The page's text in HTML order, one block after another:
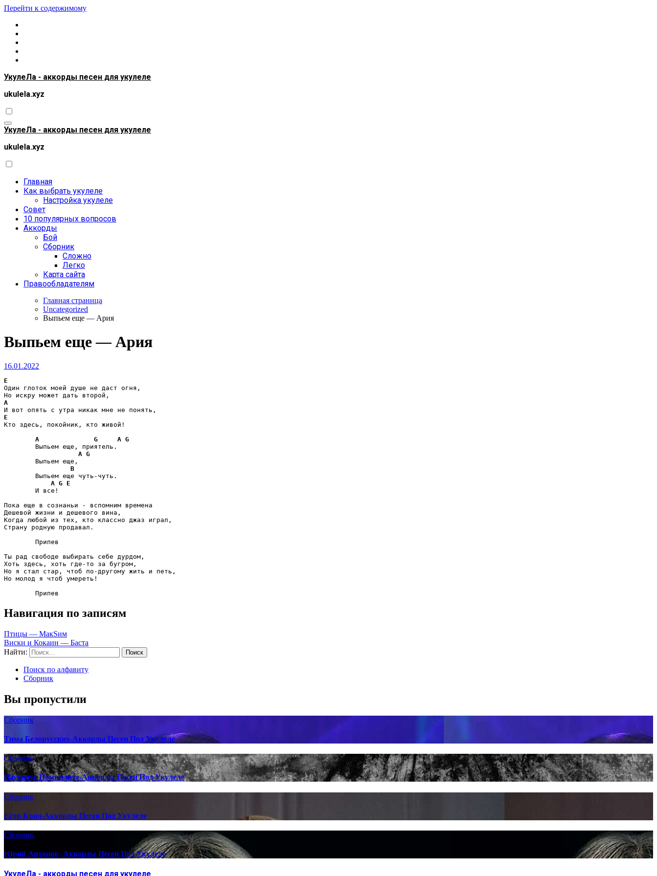
Перейти к содержимому
УкулеЛа - аккорды песен для укулеле
ukulela.xyz
УкулеЛа - аккорды песен для укулеле
ukulela.xyz
Главная
Как выбрать укулеле
Настройка укулеле
Совет
10 популярных вопросов
Аккорды
Бой
Сборник
Сложно
Легко
Карта сайта
Правообладателям
Главная страница
Uncategorized
Выпьем еще — Ария
Выпьем еще — Ария
16.01.2022
E
Один глоток моей душе не даст огня,
A
E
Кто здесь, покойник, кто живой!
A
G A G
A G
B
A G E
Пока еще в сознаньи - вспомним времена
Дешевой жизни и дешевого вина,
Когда любой из тех, кто классно джаз играл,
Страну родную продавал.
Ты рад свободе выбирать себе дурдом,
Хоть здесь, хоть где-то за бугром,
Но я стал стар, чтоб по-другому жить и петь,
Но молод я чтоб умереть!
	Припев
Навигация по записям
Птицы — МакSим
Виски и Кокаин — Баста
Найти:
Поиск по алфавиту
Сборник
Вы пропустили
Сборник
Тима Белорусских-Аккорды Песен Под Укулеле
Сборник
Наутилус Помпилиус-Аккорды Песен Под Укулеле
Сборник
Егор Крид-Аккорды Песен Под Укулеле
Сборник
Юрий Антонов- Аккорды Песен Под Укулеле
УкулеЛа - аккорды песен для укулеле